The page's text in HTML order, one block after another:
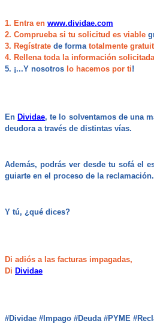
1. Entra en www.dividae.com
2. Comprueba si tu solicitud es viable
3. Regístrate de forma totalmente
4. Rellena toda la información solicitada
5. ¡...Y nosotros lo hacemos por ti!
EnDividae, te lo solventamos de una
deudora a través de distintas vías.
Además, podrás ver desde tu sofá el
guiarte en el proceso de la
Y tú, ¿qué dices?
Di adiós a las facturas impagadas,
Di Dividae
#Dividae #Impago #Deuda #PYME